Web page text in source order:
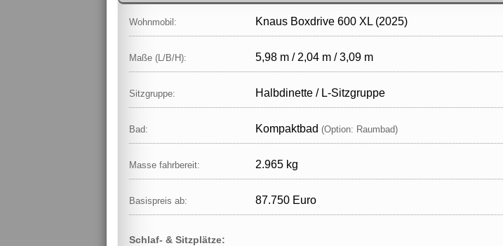
Wohnmobil: Knaus Boxdrive 600 XL (2025)
Maße (L/B/H): 5,98 m / 2,04 m / 3,09 m
Sitzgruppe: Halbdinette / L‑Sitzgruppe
Bad: Kompaktbad (Option: Raumbad)
Masse fahrbereit: 2.965 kg
Basispreis ab: 87.750 Euro
Schlaf- & Sitzplätze: